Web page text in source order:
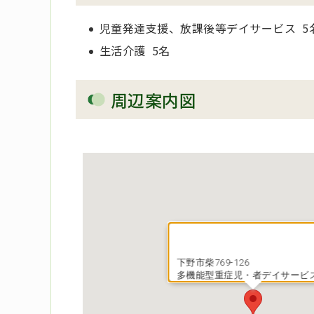
児童発達支援、放課後等デイサービス 5
生活介護 5名
周辺案内図
下野市柴769-126
多機能型重症児・者デイサービ